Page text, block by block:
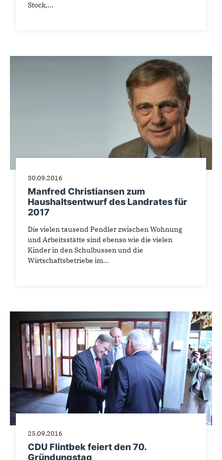
Stock,...
30.09.2016
Manfred Christiansen zum
Haushaltsentwurf des Landrates für
2017
Die vielen tausend Pendler zwischen Wohnung
und Arbeitsstätte sind ebenso wie die vielen
Kinder in den Schulbussen und die
Wirtschaftsbetriebe im...
25.09.2016
CDU Flintbek feiert den 70.
Gründungstag